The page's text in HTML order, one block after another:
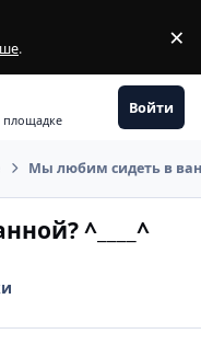
. ×
площадке
Войти
Мы любим сидеть в
^____^